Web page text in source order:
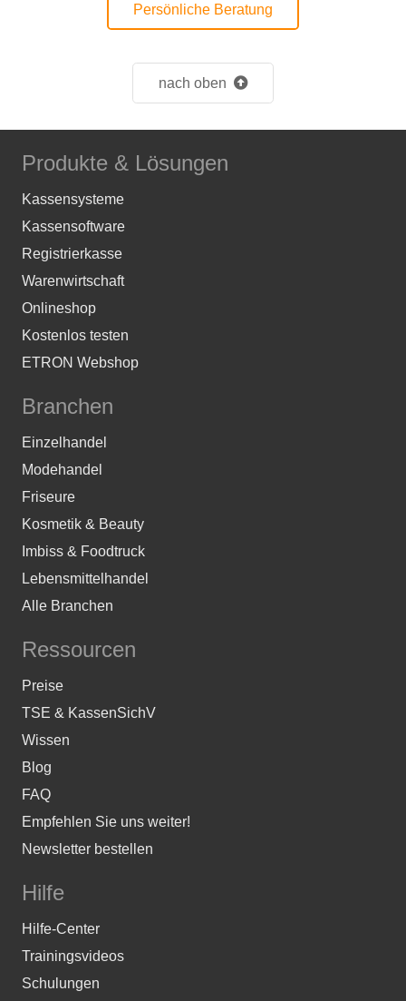
Persönliche Beratung
nach oben
Produkte & Lösungen
Kassensysteme
Kassensoftware
Registrierkasse
Warenwirtschaft
Onlineshop
Kostenlos testen
ETRON Webshop
Branchen
Einzelhandel
Modehandel
Friseure
Kosmetik & Beauty
Imbiss & Foodtruck
Lebensmittelhandel
Alle Branchen
Ressourcen
Preise
TSE & KassenSichV
Wissen
Blog
FAQ
Empfehlen Sie uns weiter!
Newsletter bestellen
Hilfe
Hilfe-Center
Trainingsvideos
Schulungen